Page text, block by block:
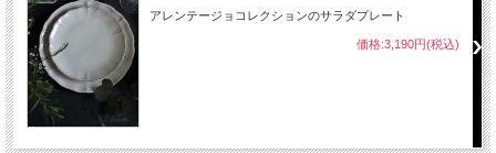
アレンテージョコレクションのサラダプレート
価格:3,190円(税込)